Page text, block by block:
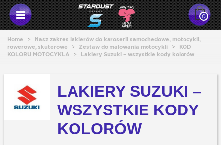
0
Home >
Nasz zakres lakierów do karoserii samochedowe, motocykli,
rowerowe, skuterowe
> Zestaw do malowania motocykli >
KOD
KOLORU MOTOCYKLA
> Lakiery Suzuki – wszystkie kody kolorów
LAKIERY SUZUKI –
WSZYSTKIE KODY
KOLORÓW